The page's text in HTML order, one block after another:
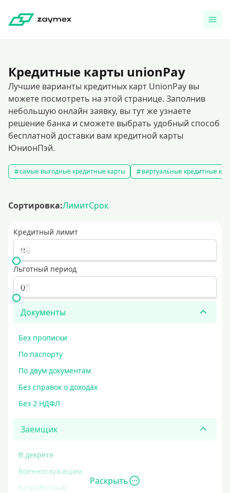
Кредитные карты unionPay
Лучшие варианты кредитных карт UnionPay вы
можете посмотреть на этой странице. Заполнив
небольшую онлайн заявку, вы тут же узнаете
решение банка и сможете выбрать удобный способ
бесплатной доставки вам кредитной карты
ЮнионПэй.
самые выгодные кредитные карты виртуальные кредитные
Сортировка:ЛимитСрок
Кредитный лимит
Льготный период
Документы
Без прописки
По паспорту
По двум документам
Без справок о доходах
Без 2 НДФЛ
Заемщик
В декрете
Военнослужащим
Безработным
Раскрыть